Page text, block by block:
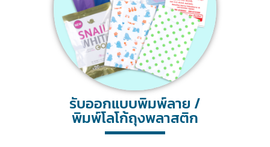
รับออกแบบพิมพ์ลาย /
พิมพ์โลโก้ถุงพลาสติก